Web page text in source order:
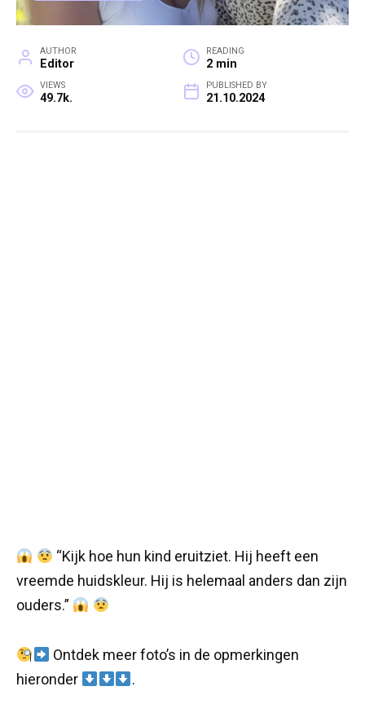
AUTHOR
Editor
READING
2 min
VIEWS
49.7k.
PUBLISHED BY
21.10.2024
“Kijk hoe hun kind eruitziet. Hij heeft een
vreemde huidskleur. Hij is helemaal anders dan zijn
ouders.”
Ontdek meer foto’s in de opmerkingen
hieronder
.